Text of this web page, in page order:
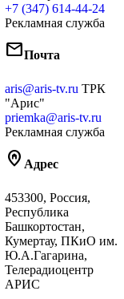
+7 (347) 614-44-24
Рекламная служба
mailПочта
aris@aris-tv.ru ТРК
"Арис"
priemka@aris-tv.ru
Рекламная служба
home_pin Адрес
453300, Россия,
Республика
Башкортостан,
Кумертау, ПКиО им.
Ю.А.Гагарина,
Телерадиоцентр
АРИС